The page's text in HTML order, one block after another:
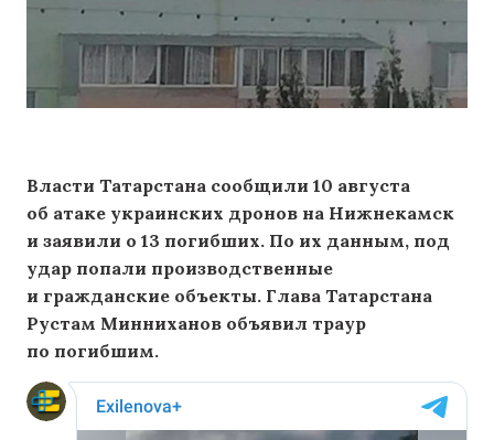
Власти Татарстана сообщили 10 августа
об атаке украинских дронов на Нижнекамск
и заявили о 13 погибших. По их данным, под
удар попали производственные
и гражданские объекты. Глава Татарстана
Рустам Минниханов объявил траур
по погибшим.